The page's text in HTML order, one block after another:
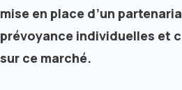
mise en place d’un
prévoyance individuelles et
sur ce marché.